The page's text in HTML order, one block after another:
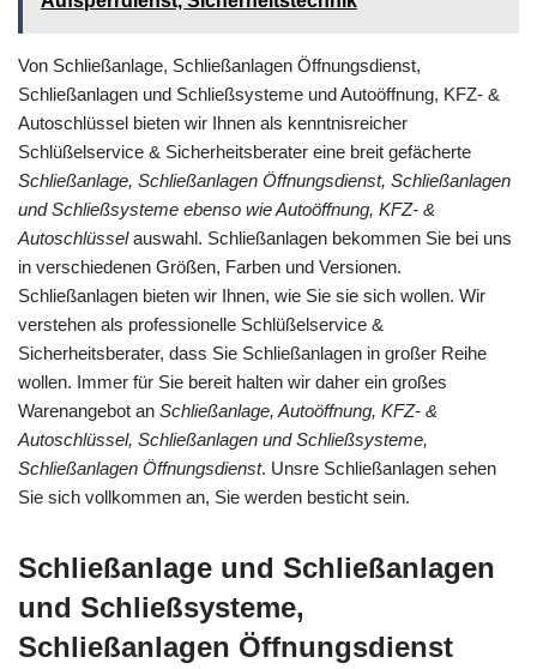
Von Schließanlage, Schließanlagen Öffnungsdienst,
Schließanlagen und Schließsysteme und Autoöffnung, KFZ- &
Autoschlüssel bieten wir Ihnen als kenntnisreicher
Schlüßelservice & Sicherheitsberater eine breit gefächerte
Schließanlage, Schließanlagen Öffnungsdienst, Schließanlagen
und Schließsysteme ebenso wie Autoöffnung, KFZ- &
Autoschlüsselauswahl. Schließanlagen bekommen Sie bei uns
in verschiedenen Größen, Farben und Versionen.
Schließanlagen bieten wir Ihnen, wie Sie sie sich wollen. Wir
verstehen als professionelle Schlüßelservice &
Sicherheitsberater, dass Sie Schließanlagen in großer Reihe
wollen. Immer für Sie bereit halten wir daher ein großes
Warenangebot an Schließanlage, Autoöffnung, KFZ- &
Autoschlüssel, Schließanlagen und Schließsysteme,
Schließanlagen Öffnungsdienst. Unsre Schließanlagen sehen
Sie sich vollkommen an, Sie werden besticht sein.
Schließanlage und Schließanlagen
und Schließsysteme,
Schließanlagen Öffnungsdienst